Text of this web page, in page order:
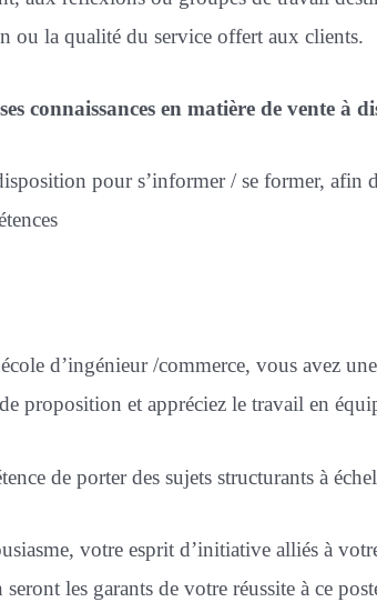
ou la qualité du service offert aux clients.
connaissances en matière de vente à
pour s’informer / se former, afin
d’ingénieur /commerce, vous avez
proposition et appréciez le travail en
de porter des sujets structurants à
votre esprit d’initiative alliés à
les garants de votre réussite à ce